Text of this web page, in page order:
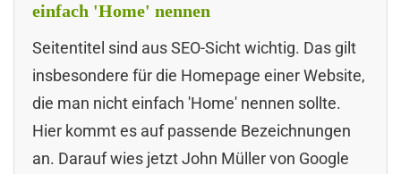
einfach 'Home' nennen
Seitentitel sind aus SEO-Sicht wichtig. Das gilt
insbesondere für die Homepage einer Website,
die man nicht einfach 'Home' nennen sollte.
Hier kommt es auf passende Bezeichnungen
an. Darauf wies jetzt John Müller von Google